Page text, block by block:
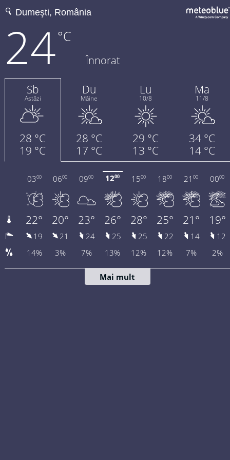
24°C
Înnorat
Sb
Astăzi
28 °C
19 °C
Du
Mâine
28 °C
17 °C
Lu
10/8
29 °C
13 °C
Ma
11/8
34 °C
14 °C
0300 0600 0900 1200 1500 1800 2100 0000
22° 20° 23° 26° 28° 25° 21° 19°
19 21 24 25 25 22 14
12
14%
3% 7% 13% 12% 12% 7% 2%
Mai mult